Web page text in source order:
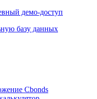
демо-доступ
базу данных
Cbonds